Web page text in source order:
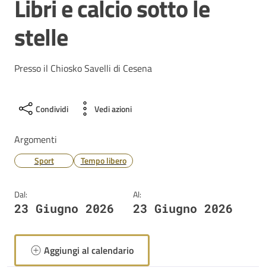
Libri e calcio sotto le
stelle
Presso il Chiosko Savelli di Cesena
Condividi Vedi azioni
Argomenti
Sport Tempo libero
Dal:
23 Giugno 2026
Al:
23 Giugno 2026
Aggiungi al calendario